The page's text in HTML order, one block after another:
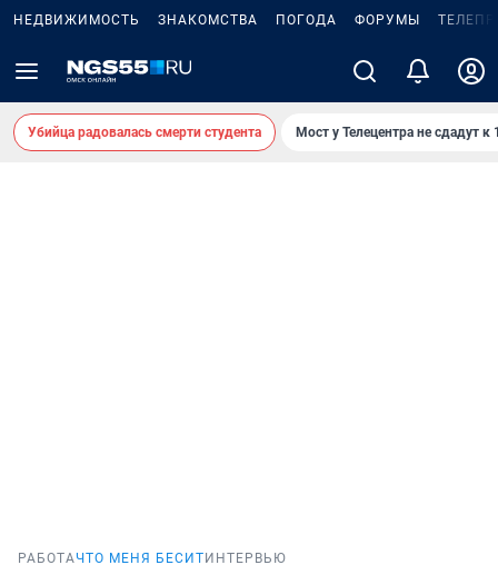
НЕДВИЖИМОСТЬ ЗНАКОМСТВА ПОГОДА ФОРУМЫ
Убийца радовалась смерти студента Мост у Телецентра не сдадут к
РАБОТАЧТО МЕНЯ БЕСИТ ИНТЕРВЬЮ